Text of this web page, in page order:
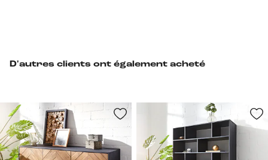
D'autres clients ont également acheté